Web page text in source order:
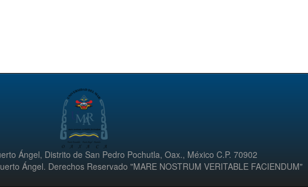
Ángel, Distrito de San Pedro Pochutla, Oax., México C.P. 70902
Ángel. Derechos Reservado "MARE NOSTRUM VERITABLE FACIENDUM"